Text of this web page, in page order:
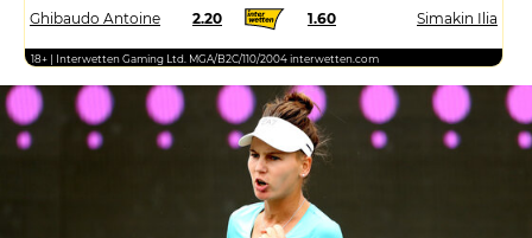
Ghibaudo Antoine 2.20 1.60 Simakin Ilia
18+ | Interwetten Gaming Ltd. MGA/B2C/110/2004 interwetten.com